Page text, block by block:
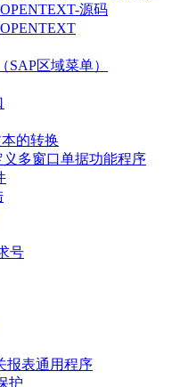
源码
SAP区域菜单）
的转换
多窗口单据功能程序
号
报表通用程序
护